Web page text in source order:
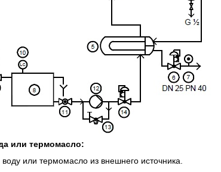
или термомасло:
воду или термомасло из внешнего источника.